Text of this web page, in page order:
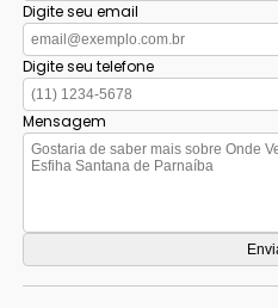
Digite seu email
Digite seu telefone
Mensagem